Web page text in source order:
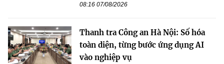
08:16 07/08/2026
Thanh tra Công an Hà Nội: Số hóa
toàn diện, từng bước ứng dụng AI
vào nghiệp vụ